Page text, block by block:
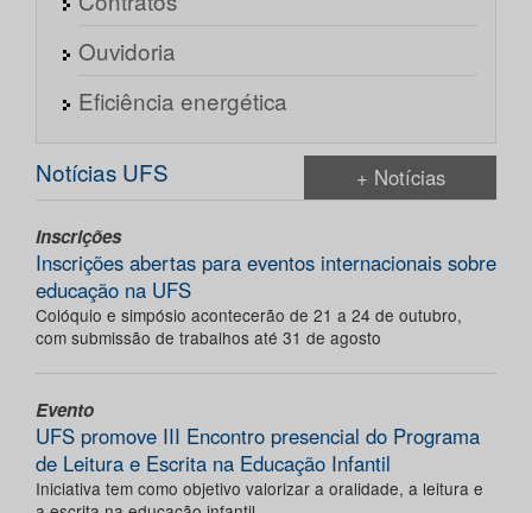
Ouvidoria
Eficiência energética
Notícias UFS + Notícias
Inscrições
Inscrições abertas para eventos internacionais sobre
educação na UFS
Colóquio e simpósio acontecerão de 21 a 24 de outubro,
com submissão de trabalhos até 31 de agosto
Evento
UFS promove III Encontro presencial do Programa
de Leitura e Escrita na Educação Infantil
Iniciativa tem como objetivo valorizar a oralidade, a leitura e